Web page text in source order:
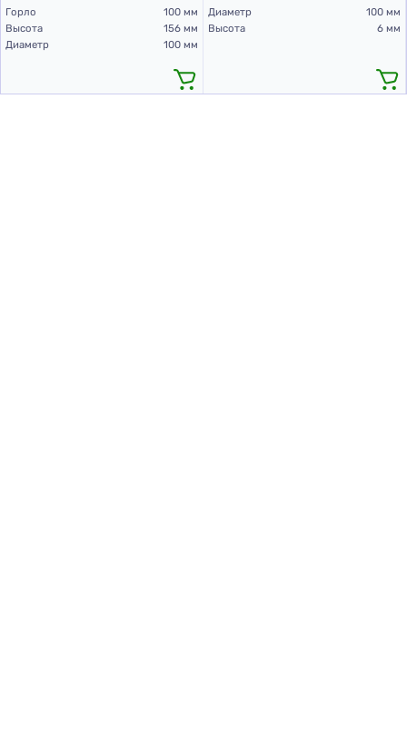
Горло
100 мм
Высота
156 мм
Диаметр
100 мм
Диаметр
100 мм
Высота
6 мм